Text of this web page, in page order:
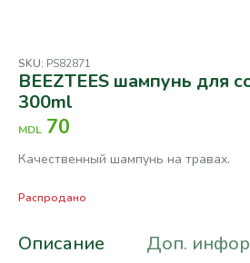
SKU: PS82871
BEEZTEES шампунь для
300ml
MDL 70
Качественный шампунь на травах.
Распродано
Описание Доп.